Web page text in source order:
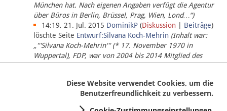
München hat. Nach eigenen Angaben verfügt die Agentur
über Büros in Berlin, Brüssel, Prag, Wien, Lond…“)
14:19, 21. Jul. 2015 DominikP (Diskussion Beiträge)
löschte Seite Entwurf:Silvana Koch-Mehrin (Inhalt war:
„'''Silvana Koch-Mehrin''' (* 17. November 1970 in
Wuppertal), FDP, war von 2004 bis 2014 Mitglied des
Europäischen Parlaments, seit November 2014 ist sie für
Diese Website verwendet Cookies, um die
Benutzerfreundlichkeit zu verbessern.